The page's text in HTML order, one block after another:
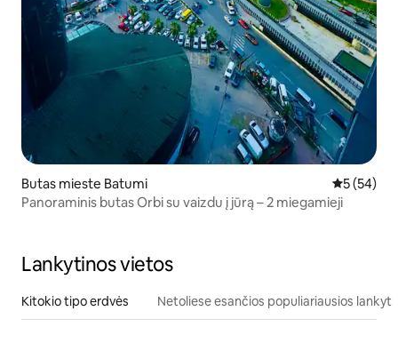
Butas mieste Batumi Vidutinis
5 (54)
Panoraminis butas Orbi su vaizdu į jūrą – 2 miegamieji
Lankytinos vietos
Kitokio tipo erdvės Netoliese esančios populiariausios